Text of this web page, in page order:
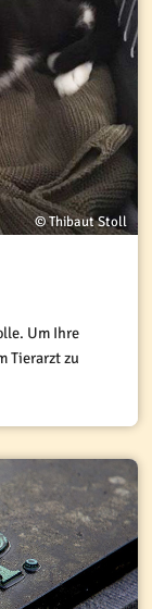
© Thibaut Stoll
Um Ihre
Tierarzt zu